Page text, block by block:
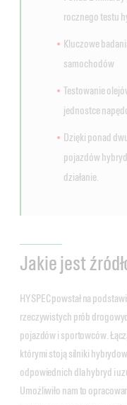
rocznego testu
Kluczowe
samochodów
Testowanie
jednostce
Dzięki ponad
pojazdów
działanie.
Jakie jest
HYSPEC powstał na
rzeczywistych prób
pojazdów i sportowców.
którymi stoją silniki
odpowiednich dla hybryd i
Umożliwiło nam to